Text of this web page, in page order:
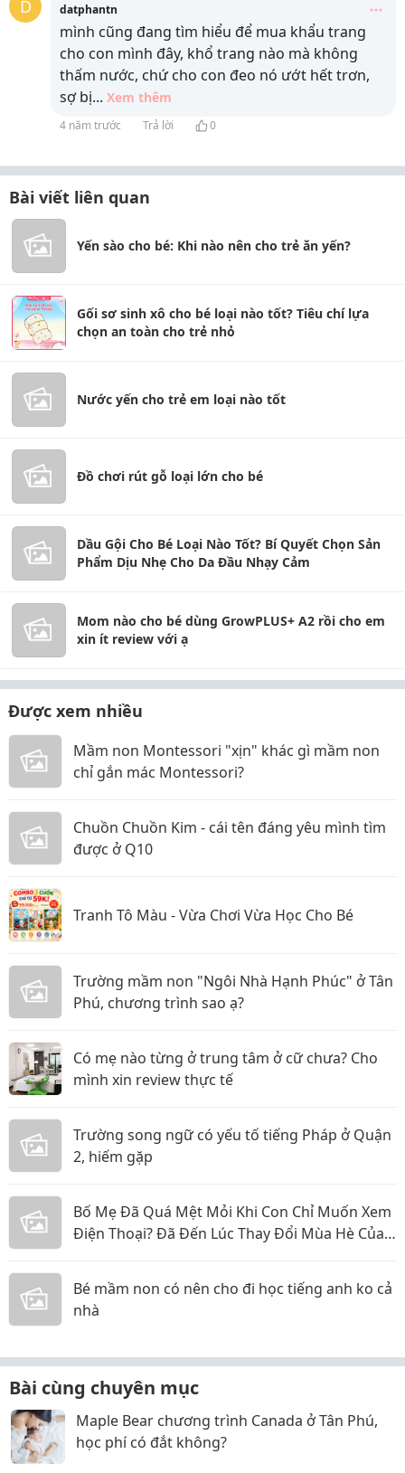
D datphantn
mình cũng đang tìm hiểu để mua khẩu trang
cho con mình đây, khổ trang nào mà không
thấm nước, chứ cho con đeo nó ướt hết trơn,
sợ bị... Xem thêm
4 năm trước Trả lời 0
Bài viết liên quan
Yến sào cho bé: Khi nào nên cho trẻ ăn yến?
Gối sơ sinh xô cho bé loại nào tốt? Tiêu chí lựa
chọn an toàn cho trẻ nhỏ
Nước yến cho trẻ em loại nào tốt
Đồ chơi rút gỗ loại lớn cho bé
Dầu Gội Cho Bé Loại Nào Tốt? Bí Quyết Chọn Sản
Phẩm Dịu Nhẹ Cho Da Đầu Nhạy Cảm
Mom nào cho bé dùng GrowPLUS+ A2 rồi cho em
xin ít review với ạ
Được xem nhiều
Mầm non Montessori "xịn" khác gì mầm non
chỉ gắn mác Montessori?
Chuồn Chuồn Kim - cái tên đáng yêu mình tìm
được ở Q10
Tranh Tô Màu - Vừa Chơi Vừa Học Cho Bé
Trường mầm non "Ngôi Nhà Hạnh Phúc" ở Tân
Phú, chương trình sao ạ?
Có mẹ nào từng ở trung tâm ở cữ chưa? Cho
mình xin review thực tế
Trường song ngữ có yếu tố tiếng Pháp ở Quận
2, hiếm gặp
Bố Mẹ Đã Quá Mệt Mỏi Khi Con Chỉ Muốn Xem
Điện Thoại? Đã Đến Lúc Thay Đổi Mùa Hè Của
Bé mầm non có nên cho đi học tiếng anh ko cả
nhà
Bài cùng chuyên mục
Maple Bear chương trình Canada ở Tân Phú,
học phí có đắt không?